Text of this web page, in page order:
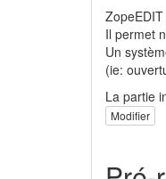
Il permet
Un
(ie:
La partie
Modifier